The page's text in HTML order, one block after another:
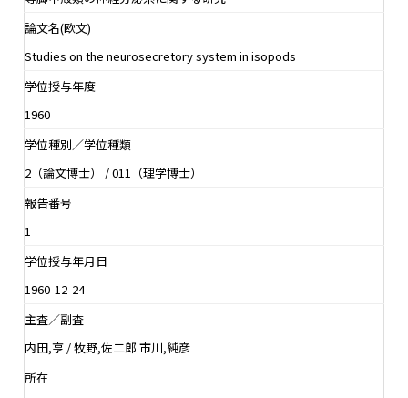
論文名(欧文)
Studies on the neurosecretory system in isopods
学位授与年度
1960
学位種別／学位種類
2（論文博士） / 011（理学博士）
報告番号
1
学位授与年月日
1960-12-24
主査／副査
内田,亨 / 牧野,佐二郎 市川,純彦
所在